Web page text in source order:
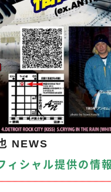
NEWS
シャル提供の情